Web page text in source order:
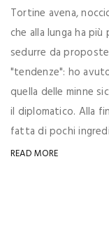
Tortine avena,
che alla lunga ha
sedurre da
"tendenze": ho
quella delle minne
il diplomatico. Alla
fatta di pochi
READ MORE